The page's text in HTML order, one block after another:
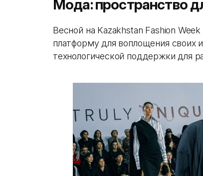
Мода: пространство
Весной на Kazakhstan Fashion
платформу для воплощения своих
технологической поддержки для